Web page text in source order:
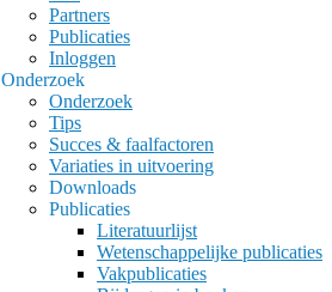
Partners
Publicaties
Inloggen
Onderzoek
Onderzoek
Tips
Succes & faalfactoren
Variaties in uitvoering
Downloads
Publicaties
Literatuurlijst
Wetenschappelijke publicaties
Vakpublicaties